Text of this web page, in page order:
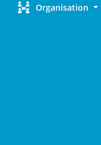
Organisation